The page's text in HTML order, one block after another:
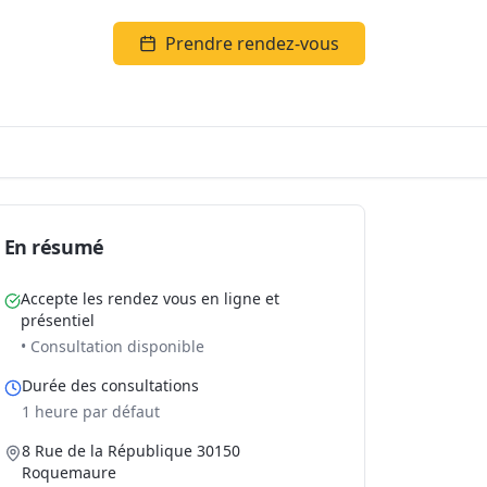
Prendre rendez-vous
En résumé
Accepte les rendez vous en ligne et
présentiel
• Consultation disponible
Durée des consultations
1 heure par défaut
8 Rue de la République 30150
Roquemaure